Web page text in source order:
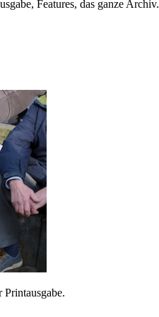
Features, das ganze Archiv.
Printausgabe.